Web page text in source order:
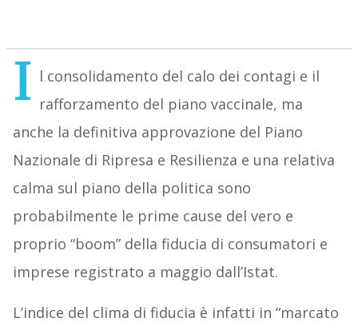
I l consolidamento del calo dei contagi e il
rafforzamento del piano vaccinale, ma
anche la definitiva approvazione del Piano
Nazionale di Ripresa e Resilienza e una relativa
calma sul piano della politica sono
probabilmente le prime cause del vero e
proprio “boom” della fiducia di consumatori e
imprese registrato a maggio dall’Istat.
L’indice del clima di fiducia è infatti in “marcato